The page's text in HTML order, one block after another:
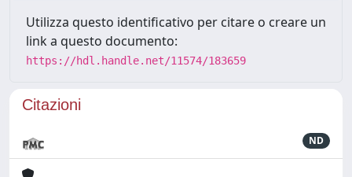
Utilizza questo identificativo per citare o creare un
link a questo documento:
https://hdl.handle.net/11574/183659
Citazioni
ND